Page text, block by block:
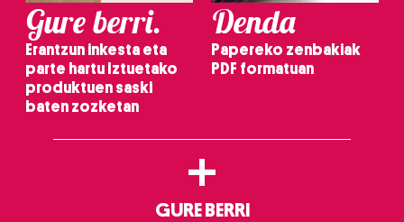
Gure berri.
Erantzun inkesta eta
parte hartu Iztuetako
produktuen saski
baten zozketan
Denda
Papereko zenbakiak
PDF formatuan
+
GURE BERRI